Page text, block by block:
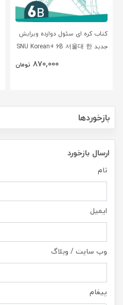
کتاب کره ای سئول دوازده ویرایش
جدید SNU Korean+ 6B 서울대 한
870,000 تومان
بازخوردها
ارسال بازخورد
نام
ایمیل
وب سایت / وبلاگ
پیغام